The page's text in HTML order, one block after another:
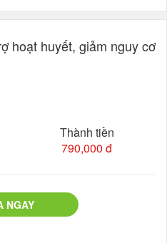
hoạt huyết, giảm nguy cơ
Thành tiền
790,000 đ
MUA NGAY